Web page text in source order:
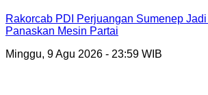
Rakorcab PDI Perjuangan Sumenep
Panaskan Mesin Partai
Minggu, 9 Agu 2026 - 23:59 WIB